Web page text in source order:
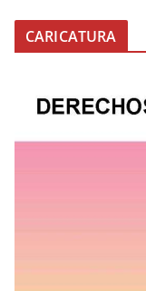
CARICATURA